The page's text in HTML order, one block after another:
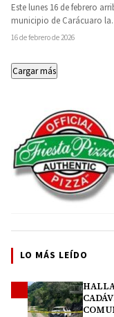
Carácuaro tras
de recorrido
Este lunes 16 de febrero
municipio de Carácuaro la
peregrinación proveniente de
16 de febrero de 2026
Cargar más
LO MÁS LEÍDO